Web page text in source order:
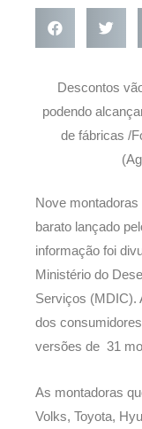
Descontos
podendo
de fábricas /
Nove
barato lançado
informação foi
Ministério do
Serviços (MDIC).
dos
versões de 31
As montadoras
Volks, Toyota,